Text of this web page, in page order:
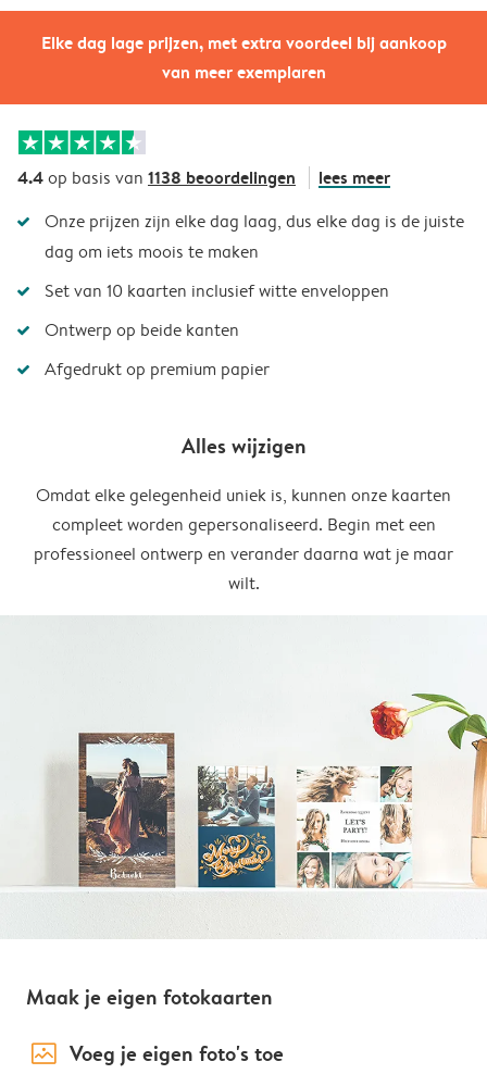
Elke dag lage prijzen, met extra voordeel bij aankoop
van meer exemplaren
4.4op basis van 1138 beoordelingen lees meer
Onze prijzen zijn elke dag laag, dus elke dag is de juiste
dag om iets moois te maken
Set van 10 kaarten inclusief witte enveloppen
Ontwerp op beide kanten
Afgedrukt op premium papier
Alles wijzigen
Omdat elke gelegenheid uniek is, kunnen onze kaarten
compleet worden gepersonaliseerd. Begin met een
professioneel ontwerp en verander daarna wat je maar
wilt.
Maak je eigen fotokaarten
image_placeholder Voeg je eigen foto's toe